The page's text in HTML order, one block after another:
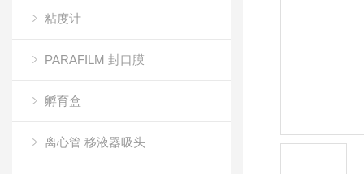
粘度计
PARAFILM 封口膜
孵育盒
离心管 移液器吸头